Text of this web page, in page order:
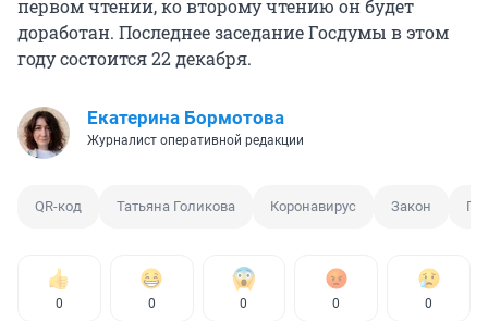
первом чтении, ко второму чтению он будет
доработан. Последнее заседание Госдумы в этом
году состоится 22 декабря.
Екатерина Бормотова
Журналист оперативной редакции
QR-код Татьяна Голикова Коронавирус Закон
0 0 0 0 0